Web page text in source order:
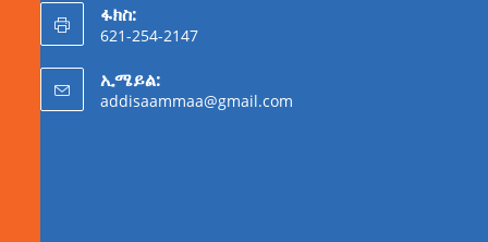
ፋክስ:
621-254-2147
ኢሜይል:
addisaammaa@gmail.com